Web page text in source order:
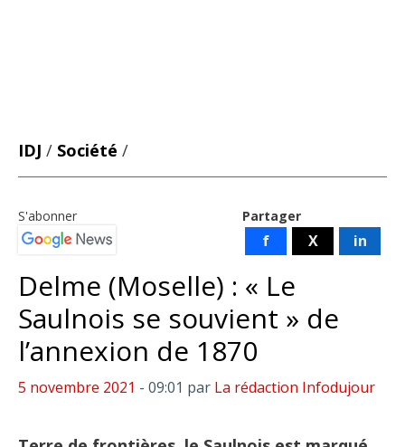
IDJ / Société /
Partager
f X in
S'abonner
Delme (Moselle) : « Le
Saulnois se souvient » de
l’annexion de 1870
5 novembre 2021 - 09:01 par La rédaction Infodujour